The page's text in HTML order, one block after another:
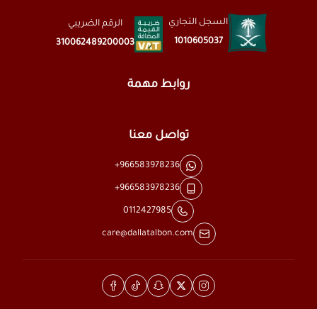
السجل التجاري
1010605037
الرقم الضريبي
310062489200003
روابط مهمة
تواصل معنا
+966583978236
+966583978236
0112427985
care@dallatalbon.com